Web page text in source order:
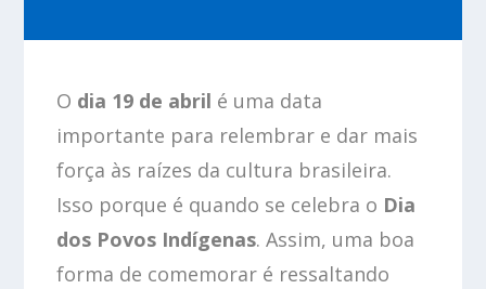
O dia 19 de abril é uma data
importante para relembrar e dar mais
força às raízes da cultura brasileira.
Isso porque é quando se celebra o Dia
dos Povos Indígenas. Assim, uma boa
forma de comemorar é ressaltando